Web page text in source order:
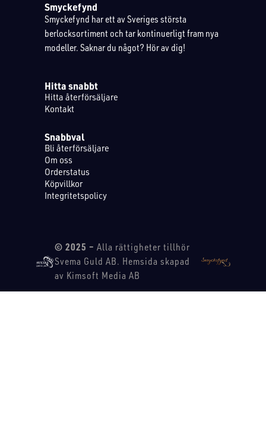
Smyckefynd
Smyckefynd har ett av Sveriges största
berlocksortiment och tar kontinuerligt fram nya
modeller. Saknar du något? Hör av dig!
Hitta snabbt
Hitta återförsäljare
Kontakt
Snabbval
Bli återförsäljare
Om oss
Orderstatus
Köpvillkor
Integritetspolicy
© 2025 – Alla rättigheter tillhör
Svema Guld AB. Hemsida skapad
av Kimsoft Media AB